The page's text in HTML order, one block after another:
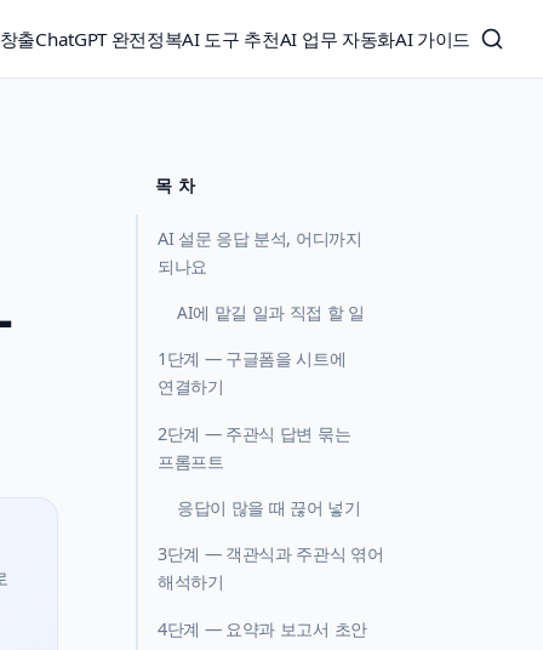
출ChatGPT 완전정복AI 도구 추천AI 업무 자동화AI 가이드
목 차
AI 설문 응답 분석, 어디까지
되나요
AI에 맡길 일과 직접 할 일
1단계 — 구글폼을 시트에
연결하기
2단계 — 주관식 답변 묶는
프롬프트
응답이 많을 때 끊어 넣기
3단계 — 객관식과 주관식 엮어
해석하기
4단계 — 요약과 보고서 초안